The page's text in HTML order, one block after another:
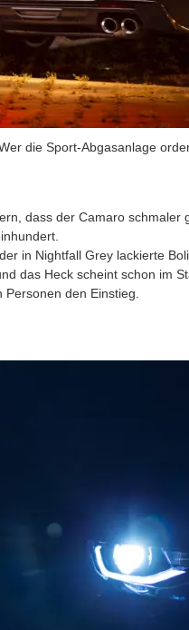
die Sport-Abgasanlage
dass der Camaro schmaler
in Nightfall Grey lackierte
das Heck scheint schon im
den Einstieg.